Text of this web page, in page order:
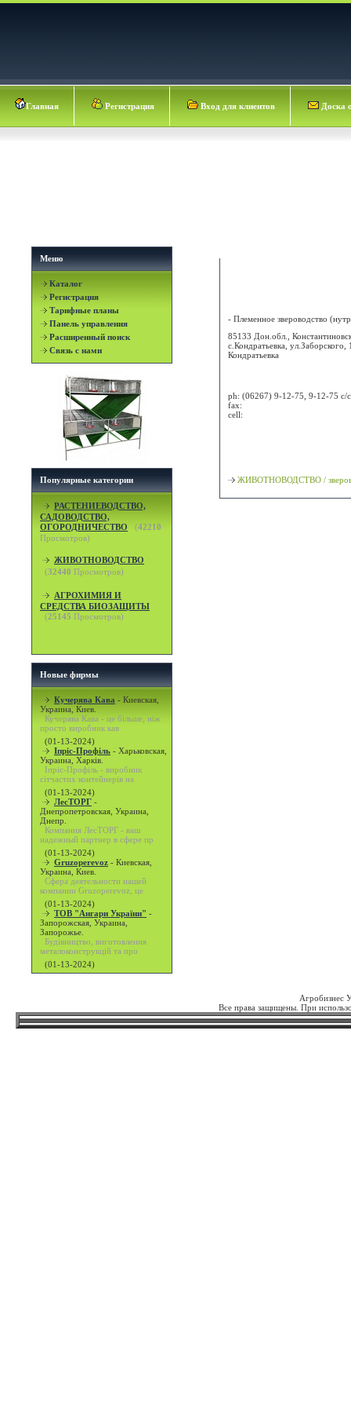
Главная Регистрация Вход для клиентов Доска
Меню
Каталог
Регистрация
Тарифные планы
Панель управления
Расширенный поиск
Связь с нами
Популярные категории
РАСТЕНИЕВОДСТВО,
САДОВОДСТВО,
ОГОРОДНИЧЕСТВО
(42210
Просмотров)
ЖИВОТНОВОДСТВО
(32440 Просмотров)
АГРОХИМИЯ И
СРЕДСТВА БИОЗАЩИТЫ
(25145 Просмотров)
Новые фирмы
Кучерява Кава - Киевская,
Украина, Киев.
Кучерява Кава - це більше, ніж
просто виробник кав
(01-13-2024)
Іпріс-Профіль - Харьковская,
Украина, Харків.
Іпріс-Профіль - виробник
сітчастих контейнерів на
(01-13-2024)
ЛесТОРГ -
Днепропетровская, Украина,
Днепр.
Компания ЛесТОРГ - ваш
надежный партнер в сфере пр
(01-13-2024)
Gruzoperevoz - Киевская,
Украина, Киев.
Сфера деятельности нашей
компании Gruzoperevoz, це
(01-13-2024)
ТОВ "Ангари України" -
Запорожская, Украина,
Запорожье.
Будівництво, виготовлення
металоконструкцій та про
(01-13-2024)
- Племенное звероводство
85133 Дон.обл.,
с.Кондратьевка, ул.Заборского,
Кондратьевка
ph: (06267) 9-12-75, 9-12-75 с/с
fax:
cell:
ЖИВОТНОВОДСТВО /
Агробизнес
Все права защищены. При